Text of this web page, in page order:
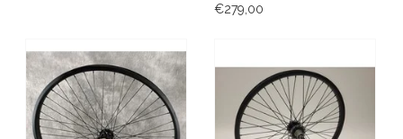
€279,00